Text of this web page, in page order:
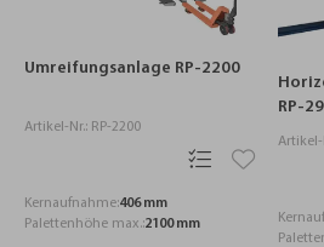
Umreifungsanlage RP-2200
Artikel-Nr.: RP-2200
Kernaufnahme:406 mm
Palettenhöhe max.:2100 mm
RP-
Artikel-